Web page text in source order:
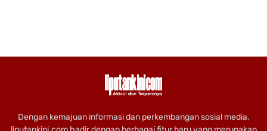
Dengan kemajuan informasi dan perkembangan sosial media,